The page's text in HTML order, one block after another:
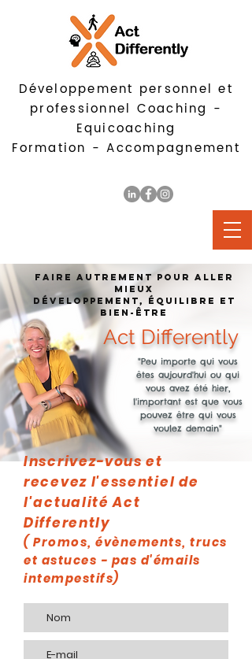
Développement personnel et
professionnel Coaching -
Equicoaching
Formation - Accompagnement
FAIRE AUTREMENT POUR ALLER
MIEUX
Développement, équilibre et
bien-être
Act Differently
"Peu importe qui vous
êtes aujourd'hui ou qui
vous avez été hier,
l'important est que vous
pouvez être qui vous
voulez demain"
Inscrivez-vous et
recevez l'essentiel de
l'actualité Act
Differently
( Promos, évènements, trucs
et astuces - pas d'émails
intempestifs)